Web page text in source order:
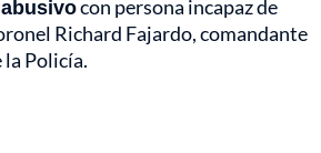
con persona incapaz de
Richard Fajardo, comandante
la Policía.